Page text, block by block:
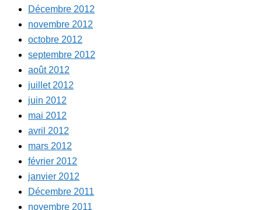
Décembre 2012
novembre 2012
octobre 2012
septembre 2012
août 2012
juillet 2012
juin 2012
mai 2012
avril 2012
mars 2012
février 2012
janvier 2012
Décembre 2011
novembre 2011